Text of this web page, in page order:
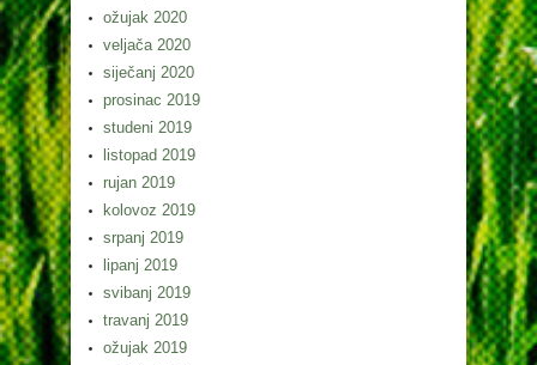
ožujak 2020
veljača 2020
siječanj 2020
prosinac 2019
studeni 2019
listopad 2019
rujan 2019
kolovoz 2019
srpanj 2019
lipanj 2019
svibanj 2019
travanj 2019
ožujak 2019